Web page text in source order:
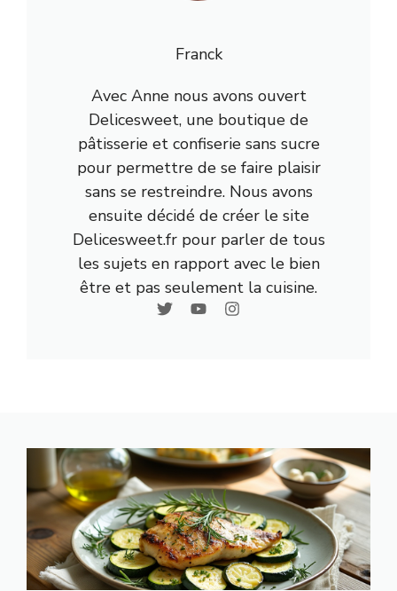
Franck
Avec Anne nous avons ouvert
Delicesweet, une boutique de
pâtisserie et confiserie sans sucre
pour permettre de se faire plaisir
sans se restreindre. Nous avons
ensuite décidé de créer le site
Delicesweet.fr pour parler de tous
les sujets en rapport avec le bien
être et pas seulement la cuisine.